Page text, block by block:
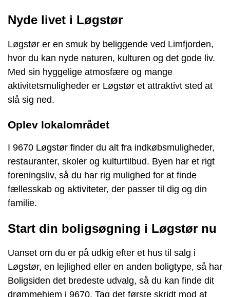
Nyde livet i Løgstør
Løgstør er en smuk by beliggende ved Limfjorden,
hvor du kan nyde naturen, kulturen og det gode liv.
Med sin hyggelige atmosfære og mange
aktivitetsmuligheder er Løgstør et attraktivt sted at
slå sig ned.
Oplev lokalområdet
I 9670 Løgstør finder du alt fra indkøbsmuligheder,
restauranter, skoler og kulturtilbud. Byen har et rigt
foreningsliv, så du har rig mulighed for at finde
fællesskab og aktiviteter, der passer til dig og din
familie.
Start din boligsøgning i Løgstør nu
Uanset om du er på udkig efter et hus til salg i
Løgstør, en lejlighed eller en anden boligtype, så har
Boligsiden det bredeste udvalg, så du kan finde dit
drømmehjem i 9670. Tag det første skridt mod at